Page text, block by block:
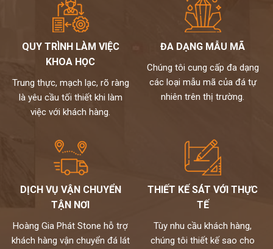
Bàn đá lavabolà sản phẩm cần thiết cho mọi không gian phòng
tắm.Với ưu điểm chịu được nước, không bị cong vênh khi thời tiết
thay đổi, không bám bẩn ẩm mốc, hoàn toàn thích nghi mọi chất
tẩy rửa, khả năng chịu lực tốt, bề mặt bàn đá có độ bóng cao mang
đến thẩm mỹ và sự tiện lợi cho gia đình bạn.
Một thiết bị ưu việt nhưng lại có mức giá khá rẻ nên bàn đá lavabo
được nhiều gia đình lựa chọn.
Và để được tư vấn chi tiết hay tham khảo thêm nhiều mẫu bàn
0972101656 - 0946916986. Chúng tôi luôn sẵn sàng giải đáp
mọi thắc mắc của bạn 24/7.
QUY TRÌNH LÀM VIỆC
KHOA HỌC
Trung thực, mạch lạc, rõ ràng
là yêu cầu tối thiết khi làm
việc với khách hàng.
ĐA DẠNG MẪU MÃ
Chúng tôi cung cấp đa dạng
các loại mẫu mã của đá tự
nhiên trên thị trường.
DỊCH VỤ VẬN CHUYỂN
TẬN NƠI
Hoàng Gia Phát Stone hỗ trợ
khách hàng vận chuyển đá lát
THIẾT KẾ SÁT VỚI THỰC
TẾ
Tùy nhu cầu khách hàng,
chúng tôi thiết kế sao cho